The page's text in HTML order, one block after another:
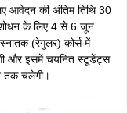
आवेदन की अंतिम तिथि 30
के लिए 4 से 6 जून
(रेगुलर) कोर्स में
और इसमें चयनित स्टूडेंट्स
तक चलेगी।